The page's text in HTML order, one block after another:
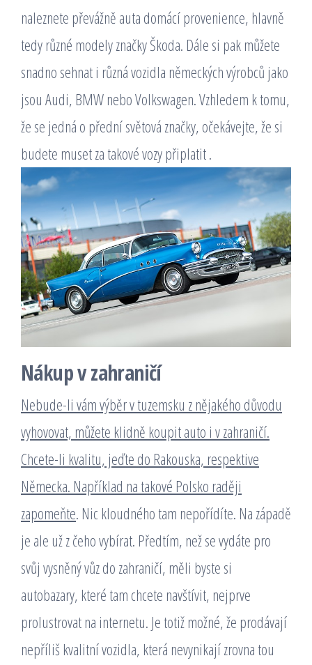
naleznete převážně auta domácí provenience, hlavně
tedy různé modely značky Škoda. Dále si pak můžete
snadno sehnat i různá vozidla německých výrobců jako
jsou Audi, BMW nebo Volkswagen. Vzhledem k tomu,
že se jedná o přední světová značky, očekávejte, že si
budete muset za takové vozy připlatit.
Nákup v zahraničí
Nebude-li vám výběr v tuzemsku z nějakého důvodu
vyhovovat, můžete klidně koupit auto i v zahraničí.
Chcete-li kvalitu, jeďte do Rakouska, respektive
Německa. Například na takové Polsko raději
zapomeňte. Nic kloudného tam nepořídíte. Na západě
je ale už z čeho vybírat. Předtím, než se vydáte pro
svůj vysněný vůz do zahraničí, měli byste si
autobazary, které tam chcete navštívit, nejprve
prolustrovat na internetu. Je totiž možné, že prodávají
nepříliš kvalitní vozidla, která nevynikají zrovna tou